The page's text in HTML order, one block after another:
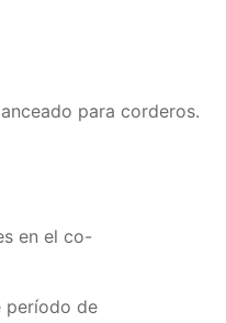
para corderos.
en el co-
período de